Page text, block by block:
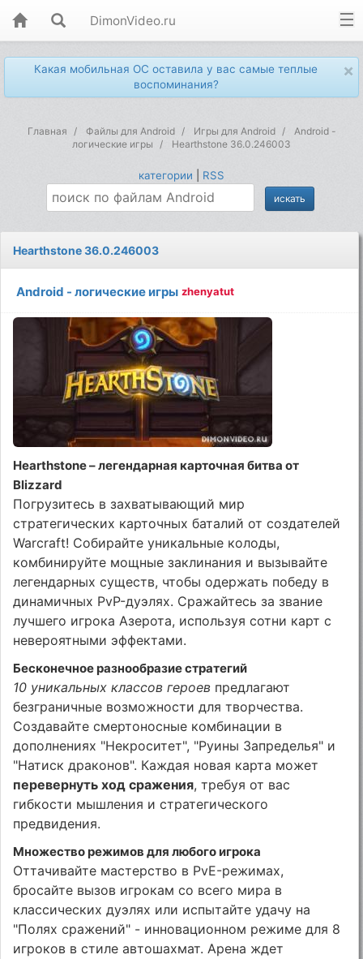
DimonVideo.ru
×
Какая мобильная ОС оставила у вас самые теплые
воспоминания?
Главная Файлы для Android Игры для Android
Android -
логические игры
Hearthstone 36.0.246003
категории RSS
Hearthstone 36.0.246003
Android - логические игры zhenyatut
Hearthstone – легендарная карточная битва от
Blizzard
Погрузитесь в захватывающий мир
стратегических карточных баталий от создателей
Warcraft! Собирайте уникальные колоды,
комбинируйте мощные заклинания и вызывайте
легендарных существ, чтобы одержать победу в
динамичных PvP-дуэлях. Сражайтесь за звание
лучшего игрока Азерота, используя сотни карт с
невероятными эффектами.
Бесконечное разнообразие стратегий
10 уникальных классов героев предлагают
безграничные возможности для творчества.
Создавайте смертоносные комбинации в
дополнениях "Некроситет", "Руины Запределья" и
"Натиск драконов". Каждая новая карта может
перевернуть ход сражения, требуя от вас
гибкости мышления и стратегического
предвидения.
Множество режимов для любого игрока
Оттачивайте мастерство в PvE-режимах,
бросайте вызов игрокам со всего мира в
классических дуэлях или испытайте удачу на
"Полях сражений" - инновационном режиме для 8
игроков в стиле автошахмат. Арена ждет